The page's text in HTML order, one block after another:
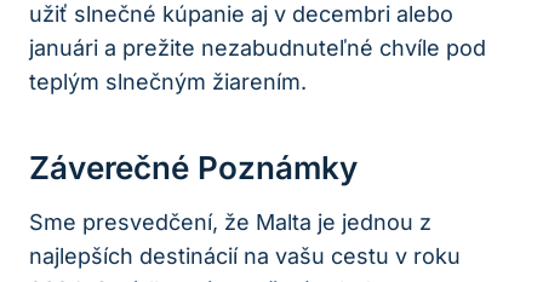
užiť slnečné kúpanie aj v decembri alebo
januári a prežite nezabudnuteľné chvíle pod
teplým slnečným žiarením.
Záverečné Poznámky
Sme presvedčení, že Malta je jednou z
najlepších destinácií na vašu cestu v roku